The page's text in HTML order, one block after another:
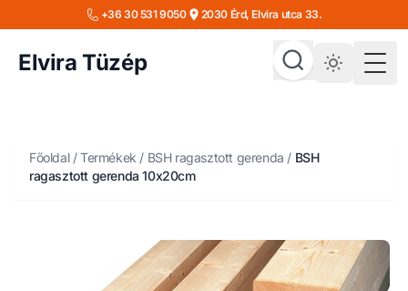
+36 30 531 9050 2030 Érd, Elvira utca 33.
Elvira Tüzép
Főoldal/Termékek / BSH ragasztott gerenda / BSH
ragasztott gerenda 10x20cm